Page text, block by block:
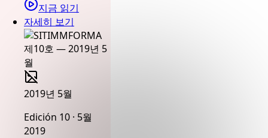
지금 읽기
자세히 보기
2019년 5월
Edición 10 · 5월
2019